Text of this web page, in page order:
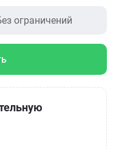
ограничений